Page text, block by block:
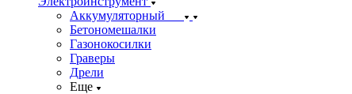
Аккумуляторный
Бетономешалки
Газонокосилки
Граверы
Дрели
Еще